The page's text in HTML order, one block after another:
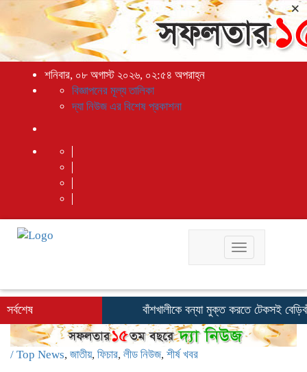
×
শনিবার, ০৮ অগাস্ট ২০২৬, ০২:৫৪ অপরাহ্ন
বিজ্ঞাপনের মূল্য তালিকা
দ্যা নিউজ এর বিশেষ প্রকাশনা
Toggle
navigation
সর্বশেষ বাঁশখালীকে বন্যা মুক্ত করতে টেকসই বেড়িবাঁধ ও
/ Top News, জাতীয়, ফিচার, লীড নিউজ, শীর্ষ খবর